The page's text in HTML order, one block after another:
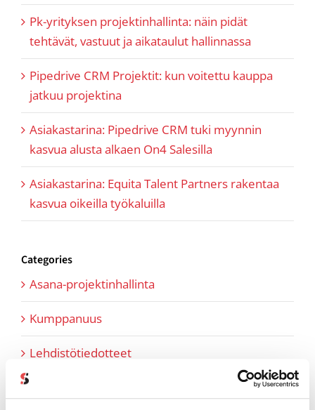
Pk-yrityksen projektinhallinta: näin pidät
tehtävät, vastuut ja aikataulut hallinnassa
Pipedrive CRM Projektit: kun voitettu kauppa
jatkuu projektina
Asiakastarina: Pipedrive CRM tuki myynnin
kasvua alusta alkaen On4 Salesilla
Asiakastarina: Equita Talent Partners rakentaa
kasvua oikeilla työkaluilla
Categories
Asana-projektinhallinta
Kumppanuus
Lehdistötiedotteet